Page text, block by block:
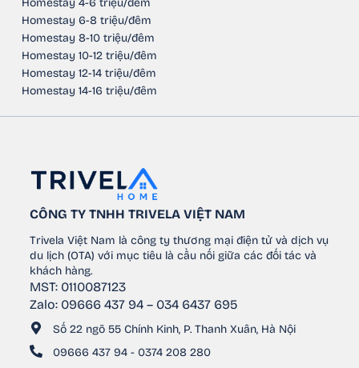
Homestay 4-6 triệu/đêm
Homestay 6-8 triệu/đêm
Homestay 8-10 triệu/đêm
Homestay 10-12 triệu/đêm
Homestay 12-14 triệu/đêm
Homestay 14-16 triệu/đêm
CÔNG TY TNHH TRIVELA VIỆT NAM
Trivela Việt Nam là công ty thương mại điện tử và dịch vụ
du lịch (OTA) với mục tiêu là cầu nối giữa các đối tác và
khách hàng.
MST: 0110087123
Zalo: 09666 437 94 – 034 6437 695
Số 22 ngõ 55 Chính Kinh, P. Thanh Xuân, Hà Nội
09666 437 94 - 0374 208 280